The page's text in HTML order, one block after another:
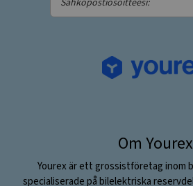
Om Yourex
Yourex är ett grossistföretag inom
specialiserade på bilelektriska